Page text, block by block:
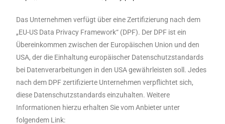
Das Unternehmen verfügt über eine Zertifizierung nach dem
„EU-US Data Privacy Framework“ (DPF). Der DPF ist ein
Übereinkommen zwischen der Europäischen Union und den
USA, der die Einhaltung europäischer Datenschutzstandards
bei Datenverarbeitungen in den USA gewährleisten soll. Jedes
nach dem DPF zertifizierte Unternehmen verpflichtet sich,
diese Datenschutzstandards einzuhalten. Weitere
Informationen hierzu erhalten Sie vom Anbieter unter
folgendem Link: